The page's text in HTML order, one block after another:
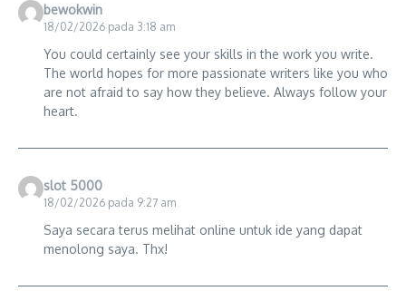
bewokwin
18/02/2026 pada 3:18 am
You could certainly see your skills in the work you write.
The world hopes for more passionate writers like you who
are not afraid to say how they believe. Always follow your
heart.
slot 5000
18/02/2026 pada 9:27 am
Saya secara terus melihat online untuk ide yang dapat
menolong saya. Thx!